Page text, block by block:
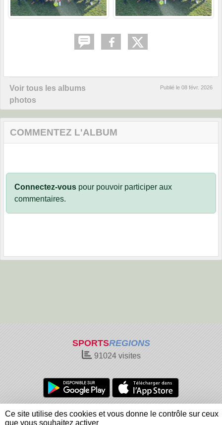
Voir tous les albums
photos
Publié le 08 févr. 2026
COMMENTEZ L'ALBUM
Connectez-vous pour pouvoir participer aux
commentaires.
SPORTSREGIONS
91024visites
Charte cookies
Gestion des cookies
Informations légales
Signaler un contenu inapproprié
Ce site utilise des cookies et vous donne le contrôle sur ceux
que vous souhaitez activer